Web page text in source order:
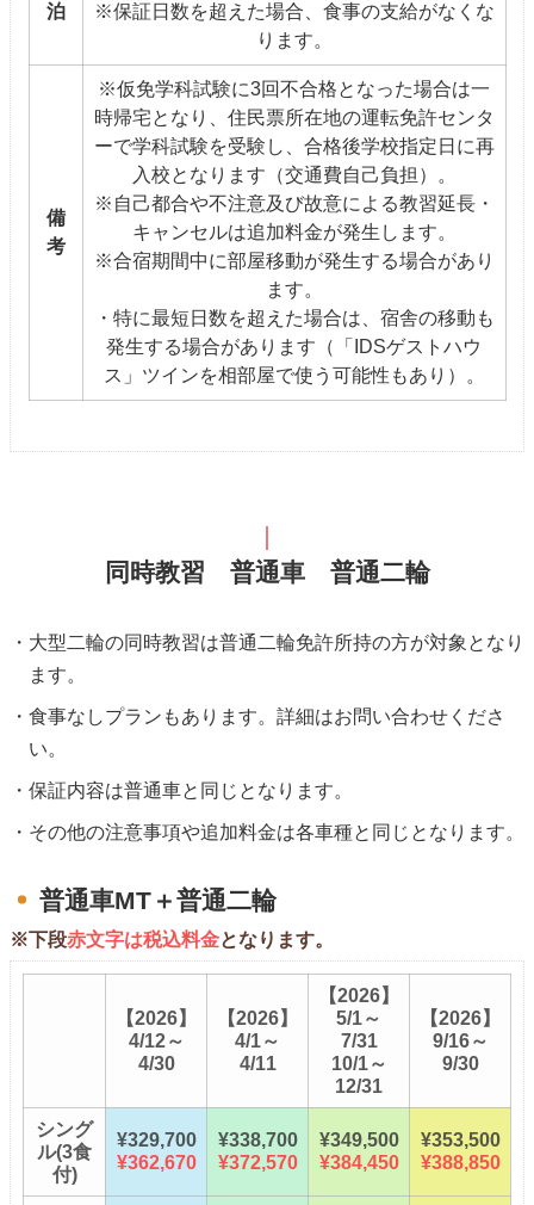
泊
※保証日数を超えた場合、食事の支給がなくな
ります。
備
考
※仮免学科試験に3回不合格となった場合は一
時帰宅となり、住民票所在地の運転免許センタ
ーで学科試験を受験し、合格後学校指定日に再
入校となります（交通費自己負担）。
※自己都合や不注意及び故意による教習延長・
キャンセルは追加料金が発生します。
※合宿期間中に部屋移動が発生する場合があり
ます。
・特に最短日数を超えた場合は、宿舎の移動も
発生する場合があります（「IDSゲストハウ
ス」ツインを相部屋で使う可能性もあり）。
同時教習 普通車 普通二輪
大型二輪の同時教習は普通二輪免許所持の方が対象となり
ます。
食事なしプランもあります。詳細はお問い合わせくださ
い。
保証内容は普通車と同じとなります。
その他の注意事項や追加料金は各車種と同じとなります。
普通車MT＋普通二輪
※下段赤文字は税込料金となります。
【2026】
4/12～
4/30
【2026】
4/1～
4/11
【2026】
5/1～
7/31
10/1～
12/31
【2026】
9/16～
9/30
シング
ル(3食
付)
¥329,700
¥362,670
¥338,700
¥372,570
¥349,500
¥384,450
¥353,500
¥388,850